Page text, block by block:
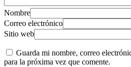
Nombre
Correo electrónico
Sitio web
Guarda mi nombre, correo
para la próxima vez que comente.